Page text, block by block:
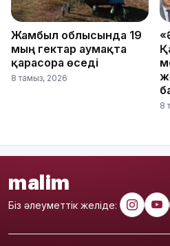
Жамбыл облысында 19
мың гектар аумақта
қарасора өседі
8 тамыз, 2026
8
malim
Біз әлеуметтік желіде: